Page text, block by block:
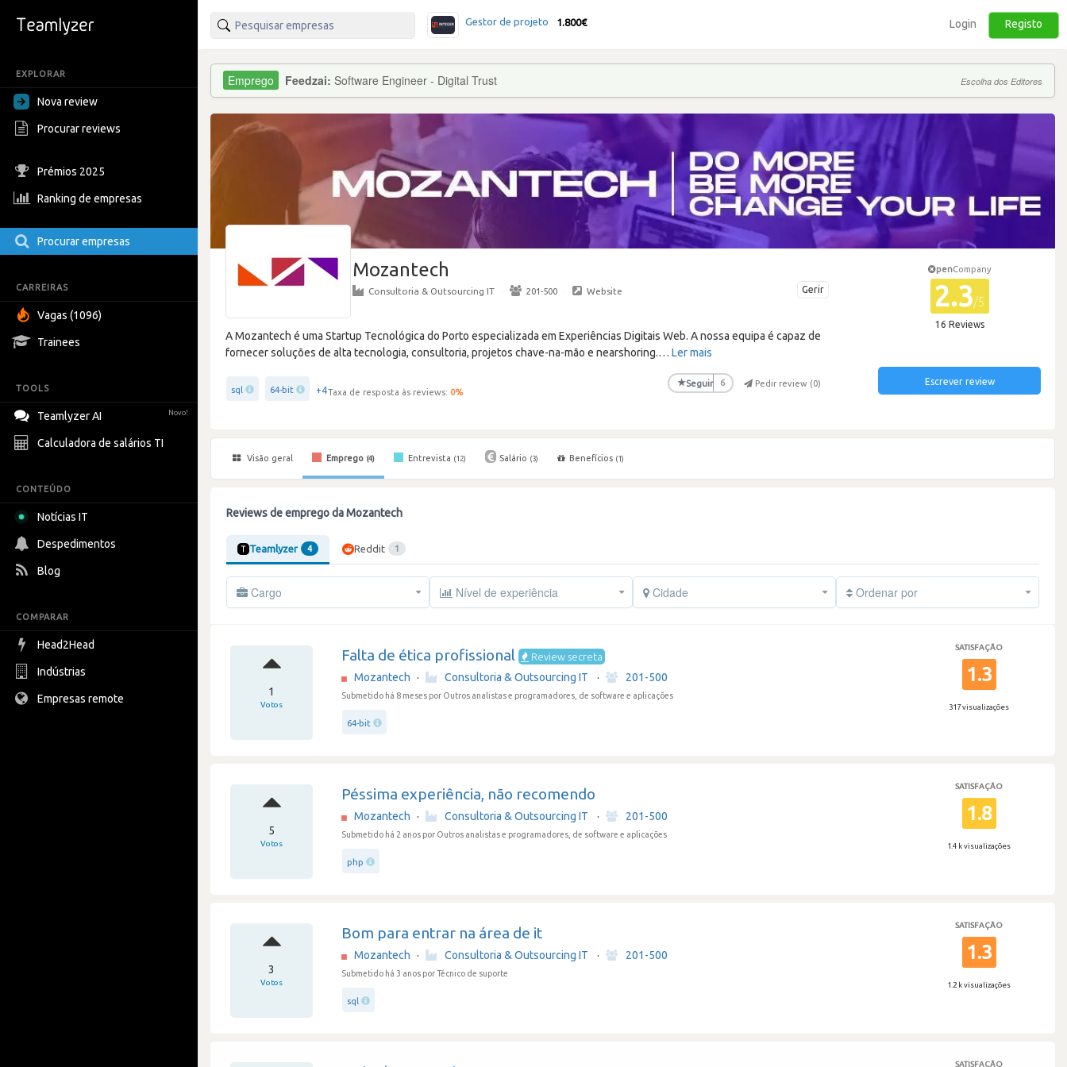
EXPLORAR
Nova review
Procurar reviews
Prémios 2025
Ranking de empresas
Procurar empresas
CARREIRAS
Vagas (1096)
Trainees
TOOLS
Teamlyzer AI Novo!
Calculadora de salários TI
CONTEÚDO
Notícias IT
Despedimentos
Blog
COMPARAR
Head2Head
Indústrias
Empresas remote
Gestor de projeto 1.800€ Login Registo
Feedzai: Software Engineer - Digital Trust Escolha dos Editores
Mozantech
Gerir
Consultoria & Outsourcing IT · 201-500 · Website
A Mozantech é uma Startup Tecnológica do Porto especializada em Experiências Digitais Web. A nossa equipa é capaz de
fornecer soluções de alta tecnologia, consultoria, projetos chave-na-mão e nearshoring.… Ler mais
sql 64-bit +4Taxa de resposta às reviews: 0%
★Seguir 6 Pedir review (0)
penCompany
2.3/5
16 Reviews
Escrever review
Visão geral Emprego (4) Entrevista (12) Salário (3) Benefícios (1)
Reviews de emprego da Mozantech
Teamlyzer 4 Reddit 1
Cargo Nível de experiência Cidade Ordenar por
1
Votos
Falta de ética profissional Review secreta
Mozantech · Consultoria & Outsourcing IT · 201-500
Submetido há 8 meses por Outros analistas e programadores, de software e aplicações
64-bit
SATISFAÇÃO
1.3
317 visualizações
5
Votos
Péssima experiência, não recomendo
Mozantech · Consultoria & Outsourcing IT · 201-500
Submetido há 2 anos por Outros analistas e programadores, de software e aplicações
php
SATISFAÇÃO
1.8
1.4 k visualizações
3
Votos
Bom para entrar na área de it
Mozantech · Consultoria & Outsourcing IT · 201-500
Submetido há 3 anos por Técnico de suporte
sql
SATISFAÇÃO
1.3
1.2 k visualizações
SATISFAÇÃO